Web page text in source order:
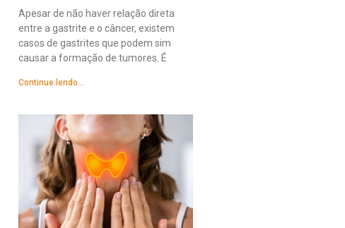
Apesar de não haver relação direta
entre a gastrite e o câncer, existem
casos de gastrites que podem sim
causar a formação de tumores. É
Continue lendo...